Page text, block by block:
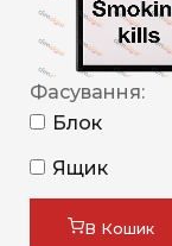
Фасування:
Блок
Ящик
В Кошик